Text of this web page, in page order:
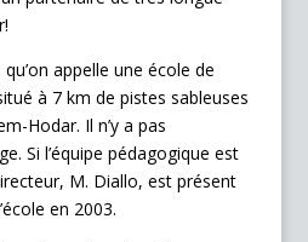
appelle une école de
à 7 km de pistes sableuses
Hodar. Il n’y a pas
Si l’équipe pédagogique est
M. Diallo, est présent
en 2003.